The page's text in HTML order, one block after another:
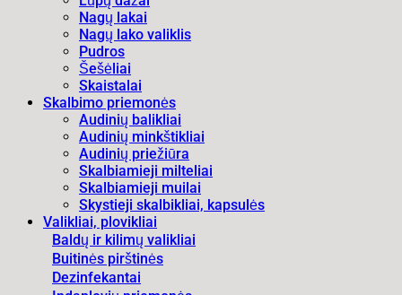
Nagų lakai
Nagų lako valiklis
Pudros
Šešėliai
Skaistalai
Skalbimo priemonės
Audinių balikliai
Audinių minkštikliai
Audinių priežiūra
Skalbiamieji milteliai
Skalbiamieji muilai
Skystieji skalbikliai, kapsulės
Valikliai, plovikliai
Baldų ir kilimų valikliai
Buitinės pirštinės
Dezinfekantai